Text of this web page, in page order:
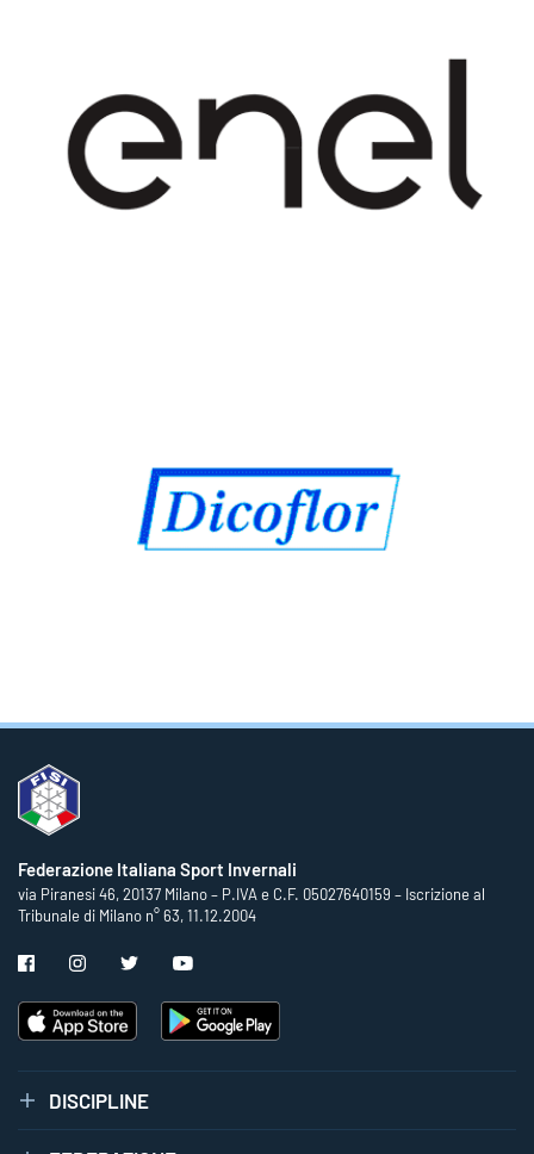
Federazione Italiana Sport Invernali
via Piranesi 46, 20137 Milano – P.IVA e C.F. 05027640159 – Iscrizione al
Tribunale di Milano n° 63, 11.12.2004
DISCIPLINE